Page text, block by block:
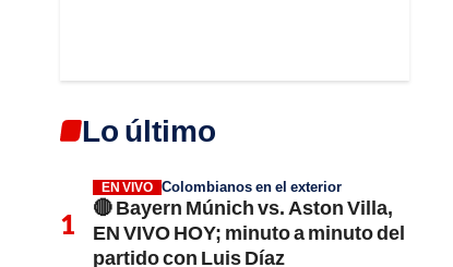
Lo último
EN VIVO Colombianos en el exterior
🔴 Bayern Múnich vs. Aston Villa,
EN VIVO HOY; minuto a minuto del
partido con Luis Díaz